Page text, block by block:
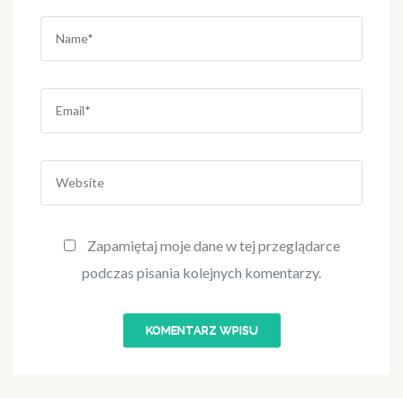
Zapamiętaj moje dane w tej przeglądarce
podczas pisania kolejnych komentarzy.